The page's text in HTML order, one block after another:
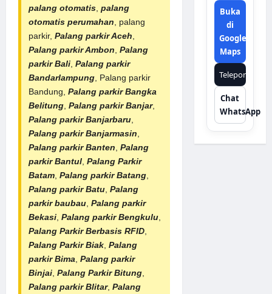
palang otomatis, palang
otomatis perumahan, palang
parkir, Palang parkir Aceh,
Palang parkir Ambon, Palang
parkir Bali, Palang parkir
Bandarlampung, Palang parkir
Bandung, Palang parkir Bangka
Belitung, Palang parkir Banjar,
Palang parkir Banjarbaru,
Palang parkir Banjarmasin,
Palang parkir Banten, Palang
parkir Bantul, Palang Parkir
Batam, Palang parkir Batang,
Palang parkir Batu, Palang
parkir baubau, Palang parkir
Bekasi, Palang parkir Bengkulu,
Palang Parkir Berbasis RFID,
Palang Parkir Biak, Palang
parkir Bima, Palang parkir
Binjai, Palang Parkir Bitung,
Palang parkir Blitar, Palang
Buka
di
Google
Maps
Telepon
Chat
WhatsApp